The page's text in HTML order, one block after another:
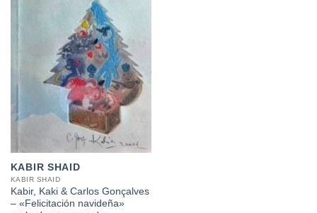
KABIR SHAID
KABIR SHAID
Kabir, Kaki & Carlos Gonçalves
– «Felicitación navideña»